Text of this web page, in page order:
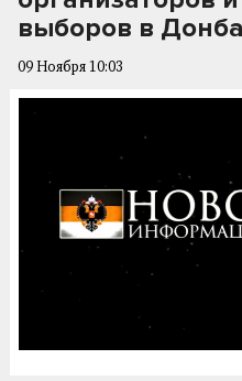
выборов в
09 Ноября 10:03